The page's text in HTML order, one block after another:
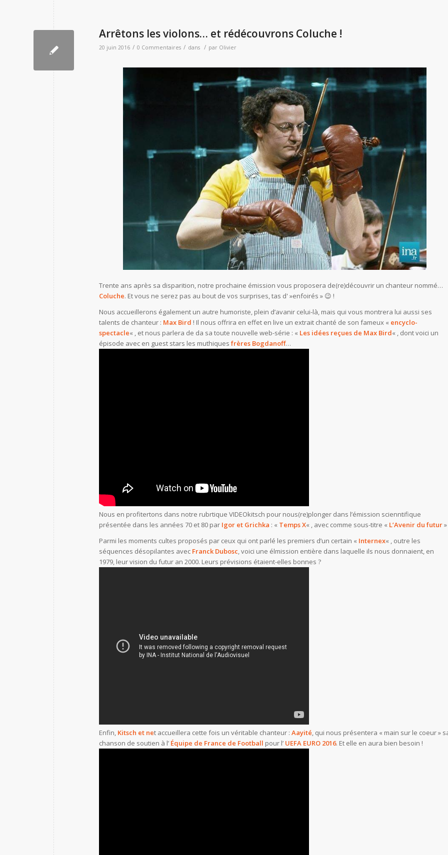
Arrêtons les violons… et rédécouvrons Coluche !
20 juin 2016 / 0 Commentaires / dans / par Olivier
Trente ans après sa disparition, notre prochaine émission vous proposera de(re)découvrir un chanteur nommé…
Coluche. Et vous ne serez pas au bout de vos surprises, tas d' »enfoirés » 😉 !
Nous accueillerons également un autre humoriste, plein d’avanir celui-là, mais qui vous montrera lui aussi ses
talents de chanteur : Max Bird ! Il nous offrira en effet en live un extrait chanté de son fameux « encyclo-
spectacle« , et nous parlera de da sa toute nouvelle web-série : « Les idées reçues de Max Bird« , dont voici un
épisode avec en guest stars les muthiques frères Bogdanoff…
Nous en profitertons dans notre rubrtique VIDEOkitsch pour nous(re)plonger dans l’émission scienntifique
présentée dans les années 70 et 80 par Igor et Grichka : « Temps X« , avec comme sous-titre « L’Avenir du futur
Parmi les moments cultes proposés par ceux qui ont parlé les premiers d’un certain « Internex« , outre les
séquences désopilantes avec Franck Dubosc, voici une élmission entière dans laquelle ils nous donnaient, en
1979, leur vision du futur an 2000. Leurs prévisions étaient-elles bonnes ?
Enfin, Kitsch et net accueillera cette fois un véritable chanteur : Aayité, qui nous présentera « main sur le coeur »
chanson de soutien à l’ Équipe de France de Football pour l’ UEFA EURO 2016. Et elle en aura bien besoin !